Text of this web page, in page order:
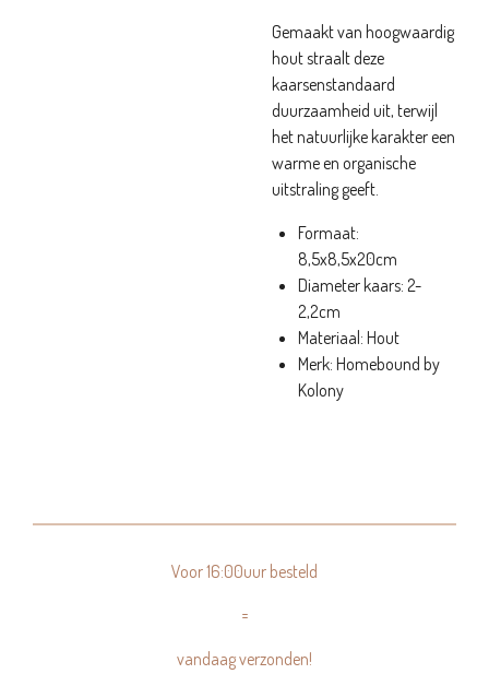
Gemaakt van hoogwaardig
hout straalt deze
kaarsenstandaard
duurzaamheid uit, terwijl
het natuurlijke karakter een
warme en organische
uitstraling geeft.
Formaat:
8,5x8,5x20cm
Diameter kaars: 2-
2,2cm
Materiaal: Hout
Merk: Homebound by
Kolony
Voor 16:00uur besteld
=
vandaag verzonden!